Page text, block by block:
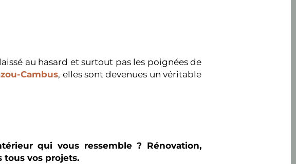
au hasard et surtout pas les poignées de
Cambus, elles sont devenues un véritable
qui vous ressemble ? Rénovation,
tous vos projets.